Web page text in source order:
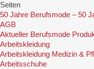
Seiten
50 Jahre Berufsmode – 50
AGB
Aktueller Berufsmode
Arbeitskleidung
Arbeitskleidung Medizin &
Arbeitsschuhe